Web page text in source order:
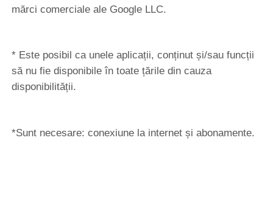
mărci comerciale ale Google LLC.
* Este posibil ca unele aplicații, conținut și/sau funcții
să nu fie disponibile în toate țările din cauza
disponibilității.
*Sunt necesare: conexiune la internet și abonamente.